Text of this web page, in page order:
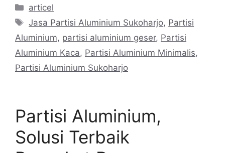
Categories
articel
Tags
Jasa Partisi Aluminium Sukoharjo, Partisi
Aluminium, partisi aluminium geser, Partisi
Aluminium Kaca, Partisi Aluminium Minimalis,
Partisi Aluminium Sukoharjo
Partisi Aluminium,
Solusi Terbaik